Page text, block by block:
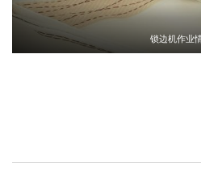
锁边机作业